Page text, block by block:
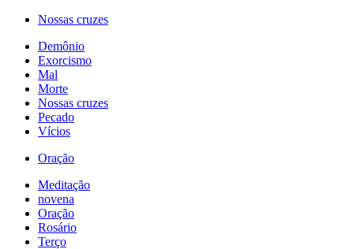
Nossas cruzes
Demônio
Exorcismo
Mal
Morte
Nossas cruzes
Pecado
Vícios
Oração
Meditação
novena
Oração
Rosário
Terço